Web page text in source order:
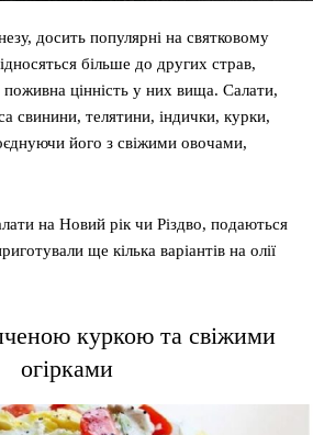
досить популярні на святковому
більше до других страв,
цінність у них вища. Салати,
свинини, телятини, індички, курки,
його з свіжими овочами,
на Новий рік чи Різдво, подаються
ще кілька варіантів на олії
куркою та свіжими
огірками